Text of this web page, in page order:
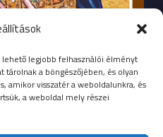
lehető legjobb felhasználói élményt
a böngészőjében, és olyan
amikor visszatér a weboldalunkra, és
a weboldal mely részei